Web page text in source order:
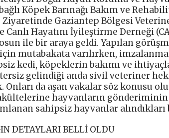
bağlı Köpek Barınağı Bakım ve
Gaziantep Bölgesi
Canlı Hayatını İyileştirme Derneği
ile bir araya geldi. Yapılan
mutabakata varılırken,
kedi, köpeklerin bakımı ve
gelindiği anda sivil veteriner
Onları da aşan vakalar söz konusu
hayvanların gönderiminin
sahipsiz hayvanlar alındıkları
DETAYLARI BELLİ OLDU